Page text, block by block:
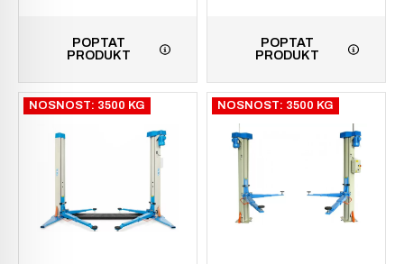
POPTAT
PRODUKT
POPTAT
PRODUKT
NOSNOST: 3500 KG NOSNOST: 3500 KG